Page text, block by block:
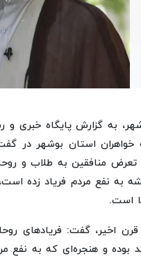
به گزارش پایگاه خبری و
استان بوشهر در
منافقین به طلاب و
نفع مردم فریاد زده
است.
اخیر، گفت: فریادهای
و هنجره‌ای که به نفع